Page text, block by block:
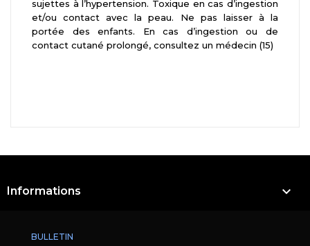
sujettes à l’hypertension. Toxique en cas d’ingestion
et/ou contact avec la peau. Ne pas laisser à la
portée des enfants. En cas d’ingestion ou de
contact cutané prolongé, consultez un médecin (15)
Informations 
BULLETIN